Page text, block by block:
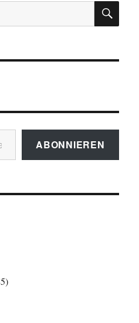
ABONNIEREN